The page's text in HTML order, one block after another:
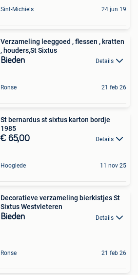
Sint-Michiels 24 jun 19
Verzameling leeggoed , flessen , kratten
, houders,St Sixtus
Bieden Details
Ronse 21 feb 26
St bernardus st sixtus karton bordje
1985
€ 65,00 Details
Hooglede 11 nov 25
Decoratieve verzameling bierkistjes St
Sixtus Westvleteren
Bieden Details
Ronse 21 feb 26